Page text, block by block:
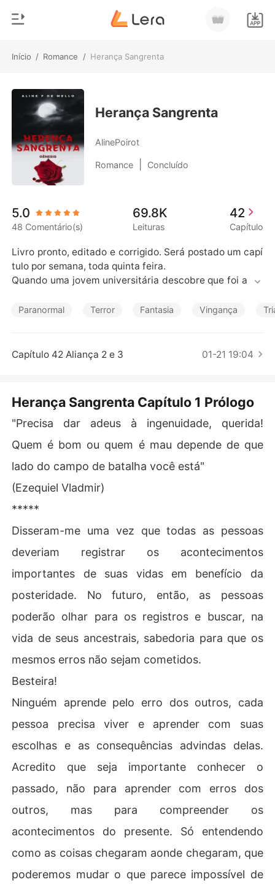
Início / Romance / Herança Sangrenta
Loja
Histórico
Sair
Baixar App
Gênero
Lobisomem
Contos
Bilionários
Contos Curtos
Herança Sangrenta
AlinePoirot
Romance Concluído
5.0
48 Comentário(s)
69.8K
Leituras
42
Capítulo
Livro pronto, editado e corrigido. Será postado um capí
tulo por semana, toda quinta feira.
Quando uma jovem universitária descobre que foi adot
tos outros segredos.  Sua vida corre perigo, assim como
guém  pode custar muito caro.
Paranormal Terror Fantasia Vingança
Capítulo 42 Aliança 2 e 3 01-21 19:04
Herança Sangrenta Capítulo 1 Prólogo
"Precisa dar adeus à ingenuidade, querida!
Quem é bom ou quem é mau depende de que
lado do campo de batalha você está"
(Ezequiel Vladmir)
*****
Disseram-me uma vez que todas as pessoas
deveriam registrar os acontecimentos
importantes de suas vidas em benefício da
posteridade. No futuro, então, as pessoas
poderão olhar para os registros e buscar, na
vida de seus ancestrais, sabedoria para que os
mesmos erros não sejam cometidos.
Besteira!
Ninguém aprende pelo erro dos outros, cada
pessoa precisa viver e aprender com suas
escolhas e as consequências advindas delas.
Acredito que seja importante conhecer o
passado, não para aprender com erros dos
outros, mas para compreender os
acontecimentos do presente. Só entendendo
como as coisas chegaram aonde chegaram, que
poderemos mudar o que parece impossível de